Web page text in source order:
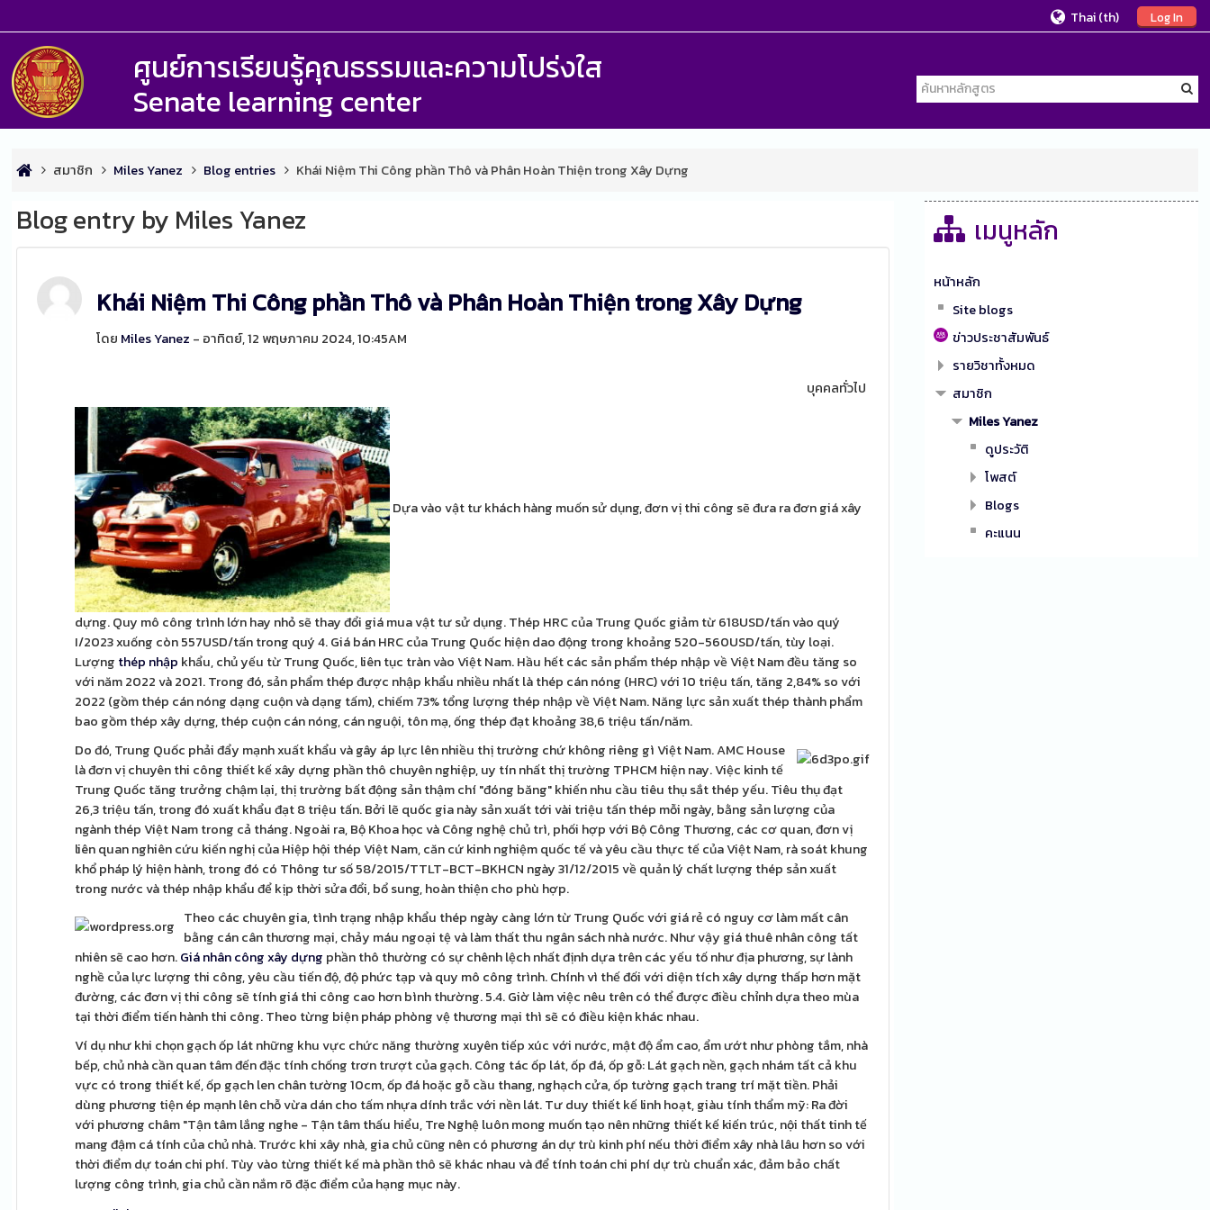
Log In
Thai ‎(th)‎
ศูนย์การเรียนรู้คุณธรรมและความโปร่งใส
Senate learning center
สมาชิก Miles Yanez Blog entries Khái Niệm Thi Công phần Thô và Phân Hoàn Thiện trong Xây Dựng
Blog entry by Miles Yanez
Khái Niệm Thi Công phần Thô và Phân Hoàn Thiện trong Xây Dựng
โดย Miles Yanez - อาทิตย์, 12 พฤษภาคม 2024, 10:45AM
บุคคลทั่วไป
Dựa vào vật tư khách hàng muốn sử dụng, đơn vị thi công sẽ đưa ra đơn giá xây
dựng. Quy mô công trình lớn hay nhỏ sẽ thay đổi giá mua vật tư sử dụng. Thép HRC của Trung Quốc giảm từ 618USD/tấn vào quý
I/2023 xuống còn 557USD/tấn trong quý 4. Giá bán HRC của Trung Quốc hiện dao động trong khoảng 520-560USD/tấn, tùy loại.
Lượng thép nhập khẩu, chủ yếu từ Trung Quốc, liên tục tràn vào Việt Nam. Hầu hết các sản phẩm thép nhập về Việt Nam đều tăng so
với năm 2022 và 2021. Trong đó, sản phẩm thép được nhập khẩu nhiều nhất là thép cán nóng (HRC) với 10 triệu tấn, tăng 2,84% so với
2022 (gồm thép cán nóng dạng cuộn và dạng tấm), chiếm 73% tổng lượng thép nhập về Việt Nam. Năng lực sản xuất thép thành phẩm
bao gồm thép xây dựng, thép cuộn cán nóng, cán nguội, tôn mạ, ống thép đạt khoảng 38,6 triệu tấn/năm.
Do đó, Trung Quốc phải đẩy mạnh xuất khẩu và gây áp lực lên nhiều thị trường chứ không riêng gì Việt Nam. AMC House
là đơn vị chuyên thi công thiết kế xây dựng phần thô chuyên nghiệp, uy tín nhất thị trường TPHCM hiện nay. Việc kinh tế
Trung Quốc tăng trưởng chậm lại, thị trường bất động sản thậm chí "đóng băng" khiến nhu cầu tiêu thụ sắt thép yếu. Tiêu thụ đạt
26,3 triệu tấn, trong đó xuất khẩu đạt 8 triệu tấn. Bởi lẽ quốc gia này sản xuất tới vài triệu tấn thép mỗi ngày, bằng sản lượng của
ngành thép Việt Nam trong cả tháng. Ngoài ra, Bộ Khoa học và Công nghệ chủ trì, phối hợp với Bộ Công Thương, các cơ quan, đơn vị
liên quan nghiên cứu kiến nghị của Hiệp hội thép Việt Nam, căn cứ kinh nghiệm quốc tế và yêu cầu thực tế của Việt Nam, rà soát khung
khổ pháp lý hiện hành, trong đó có Thông tư số 58/2015/TTLT-BCT-BKHCN ngày 31/12/2015 về quản lý chất lượng thép sản xuất
trong nước và thép nhập khẩu để kịp thời sửa đổi, bổ sung, hoàn thiện cho phù hợp.
Theo các chuyên gia, tình trạng nhập khẩu thép ngày càng lớn từ Trung Quốc với giá rẻ có nguy cơ làm mất cân
bằng cán cân thương mại, chảy máu ngoại tệ và làm thất thu ngân sách nhà nước. Như vậy giá thuê nhân công tất
nhiên sẽ cao hơn.Giá nhân công xây dựng phần thô thường có sự chênh lệch nhất định dựa trên các yếu tố như địa phương, sự lành
nghề của lực lượng thi công, yêu cầu tiến độ, độ phức tạp và quy mô công trình. Chính vì thế đối với diện tích xây dựng thấp hơn mặt
đường, các đơn vị thi công sẽ tính giá thi công cao hơn bình thường. 5.4. Giờ làm việc nêu trên có thể được điều chỉnh dựa theo mùa
tại thời điểm tiến hành thi công. Theo từng biện pháp phòng vệ thương mại thì sẽ có điều kiện khác nhau.
Ví dụ như khi chọn gạch ốp lát những khu vực chức năng thường xuyên tiếp xúc với nước, mật độ ẩm cao, ẩm ướt như phòng tắm, nhà
bếp, chủ nhà cần quan tâm đến đặc tính chống trơn trượt của gạch. Công tác ốp lát, ốp đá, ốp gỗ: Lát gạch nền, gạch nhám tất cả khu
vực có trong thiết kế, ốp gạch len chân tường 10cm, ốp đá hoặc gỗ cầu thang, nghạch cửa, ốp tường gạch trang trí mặt tiền. Phải
dùng phương tiện ép mạnh lên chỗ vừa dán cho tấm nhựa dính trắc với nền lát. Tư duy thiết kế linh hoạt, giàu tính thẩm mỹ: Ra đời
với phương châm "Tận tâm lắng nghe - Tận tâm thấu hiểu, Tre Nghệ luôn mong muốn tạo nên những thiết kế kiến trúc, nội thất tinh tế
mang đậm cá tính của chủ nhà. Trước khi xây nhà, gia chủ cũng nên có phương án dự trù kinh phí nếu thời điểm xây nhà lâu hơn so với
thời điểm dự toán chi phí. Tùy vào từng thiết kế mà phần thô sẽ khác nhau và để tính toán chi phí dự trù chuẩn xác, đảm bảo chất
lượng công trình, gia chủ cần nắm rõ đặc điểm của hạng mục này.
เมนูหลัก
หน้าหลัก
Site blogs
ข่าวประชาสัมพันธ์
รายวิชาทั้งหมด
สมาชิก
Miles Yanez
ดูประวัติ
โพสต์
Blogs
คะแนน